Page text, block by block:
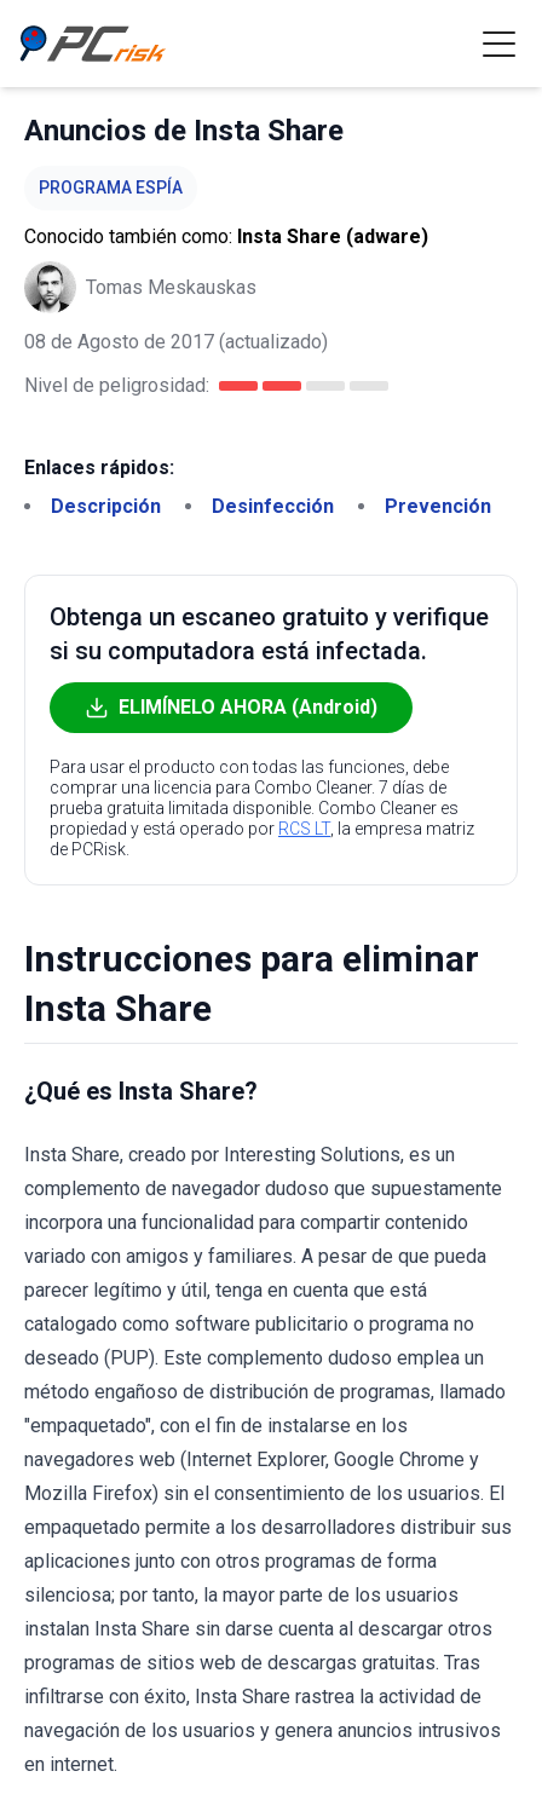
Anuncios de Insta Share
PROGRAMA ESPÍA
Conocido también como: Insta Share (adware)
Tomas Meskauskas
08 de Agosto de 2017 (actualizado)
Nivel de peligrosidad:
Enlaces rápidos:
Descripción
Desinfección Prevención
Obtenga un escaneo gratuito y verifique
si su computadora está infectada.
ELIMÍNELO AHORA (Android)
Para usar el producto con todas las funciones, debe
comprar una licencia para Combo Cleaner. 7 días de
prueba gratuita limitada disponible. Combo Cleaner es
propiedad y está operado por RCS LT, la empresa matriz
de PCRisk.
Instrucciones para eliminar
Insta Share
¿Qué es Insta Share?
Insta Share, creado por Interesting Solutions, es un
complemento de navegador dudoso que supuestamente
incorpora una funcionalidad para compartir contenido
variado con amigos y familiares. A pesar de que pueda
parecer legítimo y útil, tenga en cuenta que está
catalogado como software publicitario o programa no
deseado (PUP). Este complemento dudoso emplea un
método engañoso de distribución de programas, llamado
"empaquetado", con el fin de instalarse en los
navegadores web (Internet Explorer, Google Chrome y
Mozilla Firefox) sin el consentimiento de los usuarios. El
empaquetado permite a los desarrolladores distribuir sus
aplicaciones junto con otros programas de forma
silenciosa; por tanto, la mayor parte de los usuarios
instalan Insta Share sin darse cuenta al descargar otros
programas de sitios web de descargas gratuitas. Tras
infiltrarse con éxito, Insta Share rastrea la actividad de
navegación de los usuarios y genera anuncios intrusivos
en internet.